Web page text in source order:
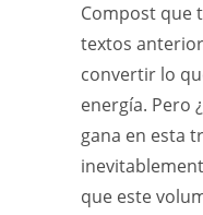
Compost que
textos
convertir lo
energía. Pero
gana en esta
que este